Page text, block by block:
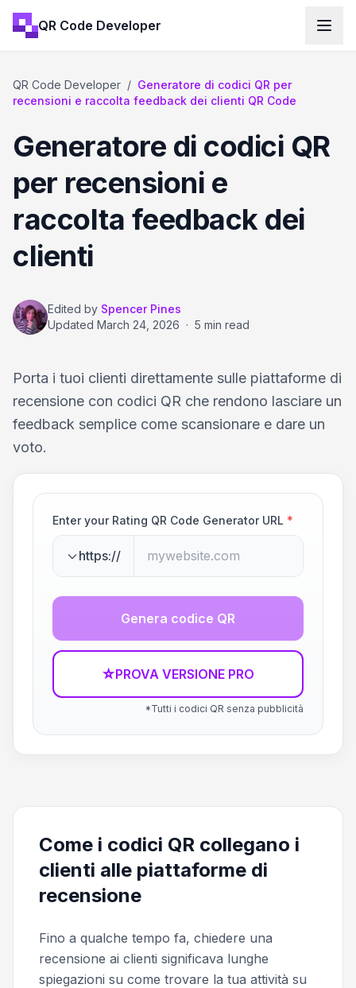
QR Code Developer
QR Code Developer / Generatore di codici QR per
recensioni e raccolta feedback dei clienti QR Code
Generatore di codici QR
per recensioni e
raccolta feedback dei
clienti
Edited by Spencer Pines
Updated March 24, 2026 · 5 min read
Porta i tuoi clienti direttamente sulle piattaforme di
recensione con codici QR che rendono lasciare un
feedback semplice come scansionare e dare un
voto.
Enter your Rating QR Code Generator URL *
https://
Genera codice QR
☆PROVA VERSIONE PRO
*Tutti i codici QR senza pubblicità
Come i codici QR collegano i
clienti alle piattaforme di
recensione
Fino a qualche tempo fa, chiedere una
recensione ai clienti significava lunghe
spiegazioni su come trovare la tua attività su